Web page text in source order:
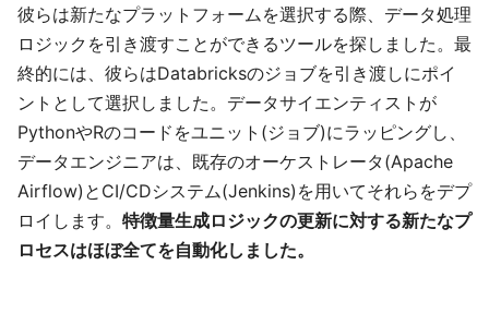
彼らは新たなプラットフォームを選択する際、データ処理
ロジックを引き渡すことができるツールを探しました。最
終的には、彼らはDatabricksのジョブを引き渡しにポイ
ントとして選択しました。データサイエンティストが
PythonやRのコードをユニット(ジョブ)にラッピングし、
データエンジニアは、既存のオーケストレータ(Apache
Airflow)とCI/CDシステム(Jenkins)を用いてそれらをデプ
ロイします。 特徴量生成ロジックの更新に対する新たなプ
ロセスはほぼ全てを自動化しました。